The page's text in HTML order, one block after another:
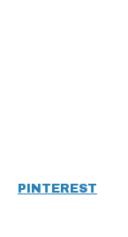
PINTEREST